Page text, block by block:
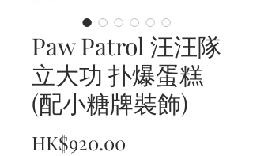
Paw Patrol 汪汪隊
立大功 扑爆蛋糕
(配小糖牌裝飾)
HK$920.00